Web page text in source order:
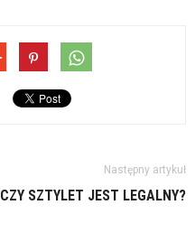
Następny artykuł
CZY SZTYLET JEST LEGALNY?